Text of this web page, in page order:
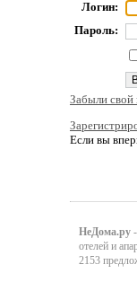
Логин:
Пароль:
Забыли свой
Если вы
НеДома.ру
отелей и
2153